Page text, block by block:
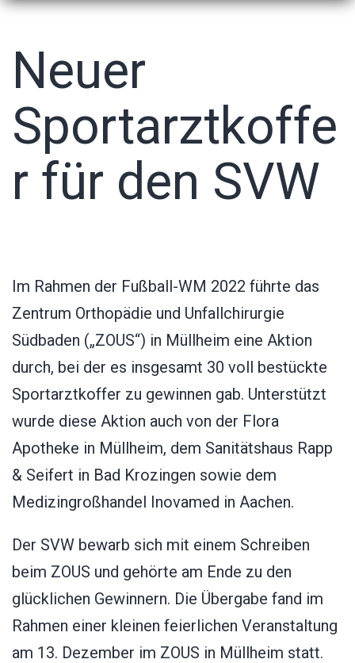
Neuer
Sportarztkoffe
r für den SVW
Im Rahmen der Fußball-WM 2022 führte das
Zentrum Orthopädie und Unfallchirurgie
Südbaden („ZOUS“) in Müllheim eine Aktion
durch, bei der es insgesamt 30 voll bestückte
Sportarztkoffer zu gewinnen gab. Unterstützt
wurde diese Aktion auch von der Flora
Apotheke in Müllheim, dem Sanitätshaus Rapp
& Seifert in Bad Krozingen sowie dem
Medizingroßhandel Inovamed in Aachen.
Der SVW bewarb sich mit einem Schreiben
beim ZOUS und gehörte am Ende zu den
glücklichen Gewinnern. Die Übergabe fand im
Rahmen einer kleinen feierlichen Veranstaltung
am 13. Dezember im ZOUS in Müllheim statt.